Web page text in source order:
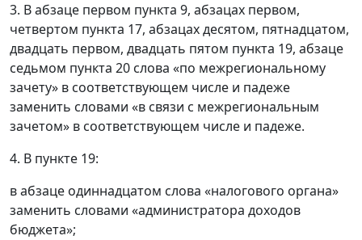
3. В абзаце первом пункта 9, абзацах первом,
четвертом пункта 17, абзацах десятом, пятнадцатом,
двадцать первом, двадцать пятом пункта 19, абзаце
седьмом пункта 20 слова «по межрегиональному
зачету» в соответствующем числе и падеже
заменить словами «в связи с межрегиональным
зачетом» в соответствующем числе и падеже.
4. В пункте 19:
в абзаце одиннадцатом слова «налогового органа»
заменить словами «администратора доходов
бюджета»;